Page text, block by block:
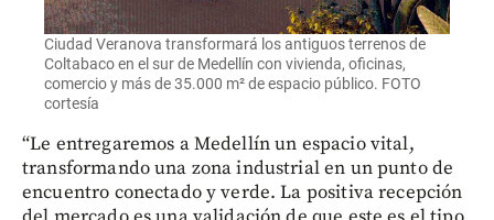
Ciudad Veranova transformará los antiguos terrenos de
Coltabaco en el sur de Medellín con vivienda, oficinas,
comercio y más de 35.000 m² de espacio público. FOTO
cortesía
“Le entregaremos a Medellín un espacio vital,
transformando una zona industrial en un punto de
encuentro conectado y verde. La positiva recepción